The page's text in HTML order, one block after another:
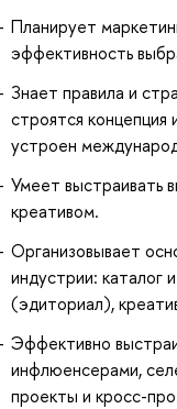
Планирует
эффективность
Знает правила и
строятся концепция
устроен
Умеет выстраивать
креативом.
Организовывает
индустрии: каталог
(эдиториал),
Эффективно
инфлюенсерами,
проекты и кросс-